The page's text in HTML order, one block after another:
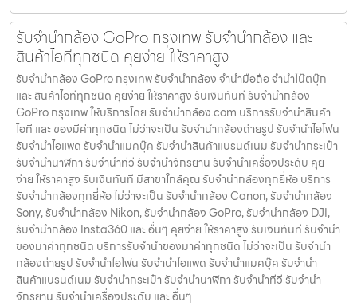
รับจำนำกล้อง GoPro กรุงเทพ รับจํานํากล้อง และ
สินค้าไอทีทุกชนิด คุยง่าย ให้ราคาสูง
รับจำนำกล้อง GoPro กรุงเทพ รับจํานํากล้อง จำนำมือถือ จำนำโน๊ตบุ๊ก
และ สินค้าไอทีทุกชนิด คุยง่าย ให้ราคาสูง รับเงินทันที รับจำนำกล้อง
GoPro กรุงเทพ ให้บริการโดย รับจํานํากล้อง.com บริการรับจํานําสินค้า
ไอที และ ของมีค่าทุกชนิด ไม่ว่าจะเป็น รับจํานํากล้องถ่ายรูป รับจํานําไอโฟน
รับจํานําไอแพด รับจํานําแมคบุ๊ค รับจํานําสินค้าแบรนด์เนม รับจํานํากระเป๋า
รับจํานํานาฬิกา รับจํานําทีวี รับจํานําจักรยาน รับจํานําเครื่องประดับ คุย
ง่าย ให้ราคาสูง รับเงินทันที มีสาขาใกล้คุณ รับจำนำกล้องทุกยี่ห้อ บริการ
รับจำนำกล้องทุกยี่ห้อ ไม่ว่าจะเป็น รับจำนำกล้อง Canon, รับจำนำกล้อง
Sony, รับจำนำกล้อง Nikon, รับจำนำกล้อง GoPro, รับจำนำกล้อง DJI,
รับจำนำกล้อง Insta360 และ อื่นๆ คุยง่าย ให้ราคาสูง รับเงินทันที รับจำนำ
ของมาค่าทุกชนิด บริการรับจำนำของมาค่าทุกชนิด ไม่ว่าจะเป็น รับจํานํา
กล้องถ่ายรูป รับจํานําไอโฟน รับจํานําไอแพด รับจํานําแมคบุ๊ค รับจํานํา
สินค้าแบรนด์เนม รับจํานํากระเป๋า รับจํานํานาฬิกา รับจํานําทีวี รับจํานํา
จักรยาน รับจํานําเครื่องประดับ และ อื่นๆ